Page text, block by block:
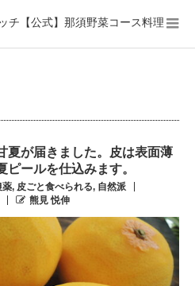
チ【公式】那須野菜コース料理
夏が届きました。皮は表面薄
ピールを仕込みます。
薬, 皮ごと食べられる, 自然派
熊見 悦伸